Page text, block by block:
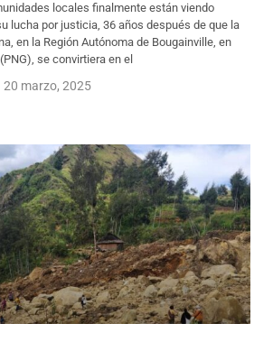
locales finalmente están viendo
lucha por justicia, 36 años después de que la
en la Región Autónoma de Bougainville, en
se convirtiera en el
20 marzo, 2025